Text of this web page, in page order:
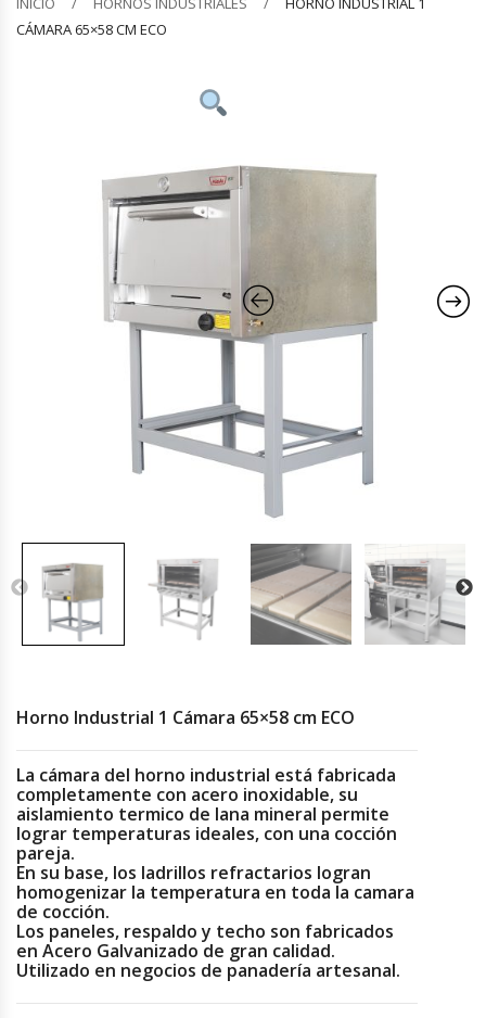
Barquilleras
Calentadores De Platos
Cámaras Fermentadoras
Campanas Industriales
Carros Bandejeros
Cocedoras De Pastas
Encimeras Eléctricas
Congeladoras Tapa De Vidrio
Congeladores Verticales
Coolers / Visicoolers
Cortadoras De Fiambre
Cortadoras De Huesos
Cutters
CÁMARA 65×58 CM ECO
Horno Industrial 1 Cámara 65×58 cm ECO
La cámara del horno industrial está fabricada
completamente con acero inoxidable, su
aislamiento termico de lana mineral permite
lograr temperaturas ideales, con una cocción
pareja.
En su base, los ladrillos refractarios logran
homogenizar la temperatura en toda la camara
de cocción.
Los paneles, respaldo y techo son fabricados
en Acero Galvanizado de gran calidad.
Utilizado en negocios de panadería artesanal.